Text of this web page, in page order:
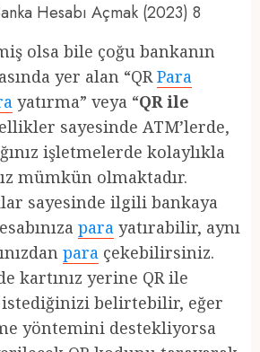
Hesabı Açmak (2023) 8
olsa bile çoğu bankanın
yer alan “QRPara
yatırma” veya “QR ile
sayesinde ATM’lerde,
işletmelerde kolaylıkla
mümkün olmaktadır.
sayesinde ilgili bankaya
para yatırabilir, aynı
para çekebilirsiniz.
kartınız yerine QR ile
istediğinizi belirtebilir, eğer
yöntemini destekliyorsa